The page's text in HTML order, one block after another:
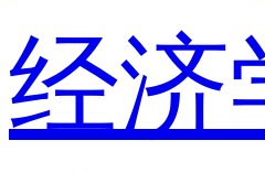
经济